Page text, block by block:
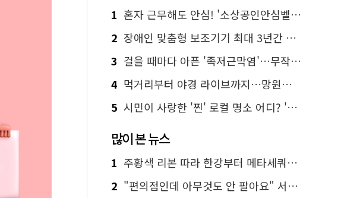
하
기
하
기
1 혼자 근무해도 안심! '소상공인안심벨' 신청하세요
2 장애인 맞춤형 보조기기 최대 3년간 무상 대여…삶의 질 높인다
3 걸을 때마다 아픈 '족저근막염'…무작정 참지 말고 '이것' 해보세요!
4 먹거리부터 야경 라이브까지…망원한강공원 알짜 코스
5 시민이 사랑한 '찐' 로컬 명소 어디? '서울에디션25' 추천 코스
많이 본 뉴스
1 주황색 리본 따라 한강부터 메타세쿼이아 숲길까지…서울둘레길 15코스
2 "편의점인데 아무것도 안 팔아요" 서울에서 가장 특별한 편의점의 정체